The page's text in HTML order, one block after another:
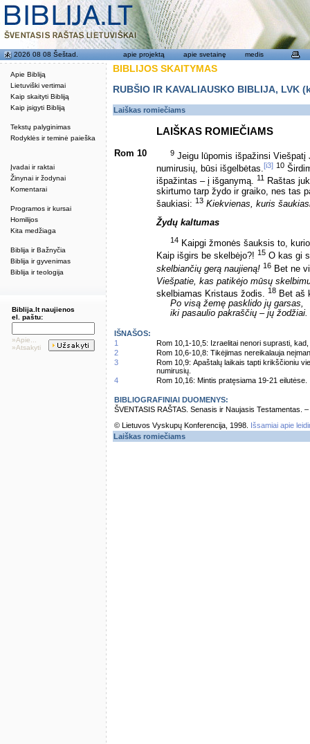
Apie Bibliją
Lietuviški vertimai
Kaip skaityti Bibliją
Kaip įsigyti Bibliją
Tekstų palyginimas
Rodyklės ir teminė paieška
Įvadai ir raktai
Žinynai ir žodynai
Komentarai
Programos ir kursai
Homilijos
Kita medžiaga
Biblija ir Bažnyčia
Biblija ir gyvenimas
Biblija ir teologija
2026 08 08 Šeštad. apie projektą apie svetainę medis
Biblija.lt naujienos
el. paštu:
»Apie...
»Atsakyti
BIBLIJOS SKAITYMAS
RUBŠIO IR KAVALIAUSKO BIBLIJA,
Laiškas romiečiams
LAIŠKAS ROMIEČIAMS
Rom 10 9 Jeigu lūpomis išpažinsi
numirusių, būsi išgelbėtas.[i3] 10
išpažintas – į išganymą. 11 Raštas
skirtumo tarp žydo ir graiko, nes tas
šaukiasi: 13 Kiekvienas, kuris
Žydų kaltumas
14 Kaipgi žmonės šauksis to,
Kaip išgirs be skelbėjo?! 15 O kas gi
skelbiančių gerą naujieną! 16 Bet ne
Viešpatie, kas patikėjo mūsų
skelbiamas Kristaus žodis. 18 Bet aš
Po visą žemę pasklido jų garsas,
iki pasaulio pakraščių – jų žodžiai.
IŠNAŠOS:
1
Rom 10,1-10,5: Izraelitai nenori suprasti,
2
Rom 10,6-10,8: Tikėjimas nereikalauja
3
Rom 10,9: Apaštalų laikais tapti krikščioniu
numirusių.
4
Rom 10,16: Mintis pratęsiama 19-21 eilutėse.
BIBLIOGRAFINIAI DUOMENYS:
ŠVENTASIS RAŠTAS. Senasis ir Naujasis Testamentas.
© Lietuvos Vyskupų Konferencija, 1998.
Išsamiai apie
Laiškas romiečiams